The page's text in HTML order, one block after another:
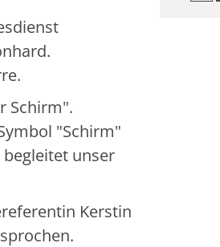
Schirm".
"Schirm"
begleitet unser
Kerstin